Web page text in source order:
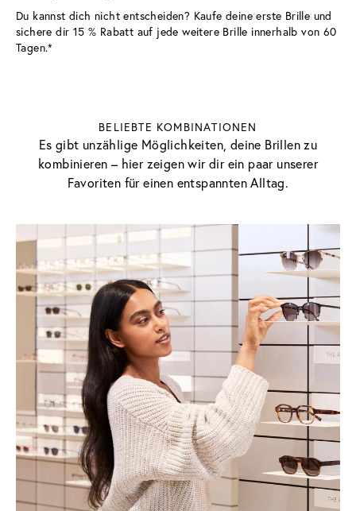
Du kannst dich nicht entscheiden? Kaufe deine erste Brille und
sichere dir 15 % Rabatt auf jede weitere Brille innerhalb von 60
Tagen.*
BELIEBTE KOMBINATIONEN
Es gibt unzählige Möglichkeiten, deine Brillen zu
kombinieren – hier zeigen wir dir ein paar unserer
Favoriten für einen entspannten Alltag.